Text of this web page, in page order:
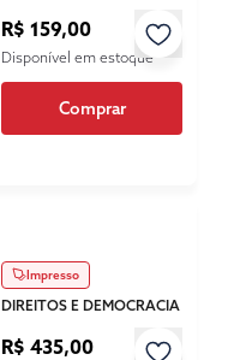
R$ 159,00
Disponível em estoque
Comprar
Impresso
DIREITOS E DEMOCRACIA
R$ 435,00